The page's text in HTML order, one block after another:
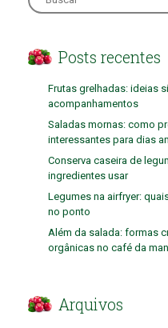
for:
Posts recentes
Frutas grelhadas: ideias
acompanhamentos
Saladas mornas: como
interessantes para dias
Conserva caseira de
ingredientes usar
Legumes na airfryer:
no ponto
Além da salada: formas
orgânicas no café da
Arquivos